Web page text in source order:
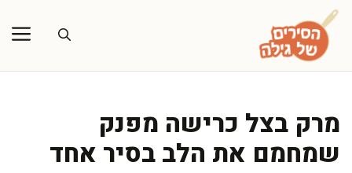
לדלג
לתוכן
מרק בצל כרישה מפנק
שמחמם את הלב בסיר אחד